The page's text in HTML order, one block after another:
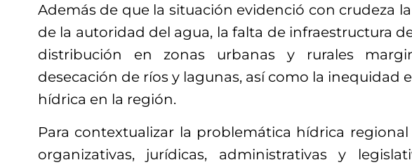
Además de que la situación evidenció con crudeza
de la autoridad del agua, la falta de infraestructura
distribución en zonas urbanas y rurales
desecación de ríos y lagunas, así como la inequidad
hídrica en la región.
Para contextualizar la problemática hídrica regional
organizativas, jurídicas, administrativas y